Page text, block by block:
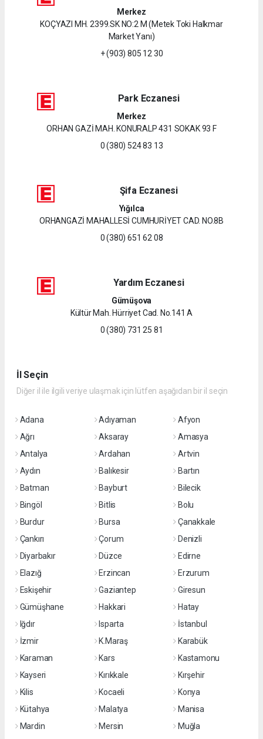
Merkez
KOÇYAZI MH. 2399.SK NO:2 M (Metek Toki Halkmar
Market Yanı)
+ (903) 805 12 30
Park Eczanesi
Merkez
ORHAN GAZİ MAH. KONURALP 431 SOKAK 93 F
0 (380) 524 83 13
Şifa Eczanesi
Yığılca
ORHANGAZİ MAHALLESİ CUMHURİYET CAD. NO.8B
0 (380) 651 62 08
Yardım Eczanesi
Gümüşova
Kültür Mah. Hürriyet Cad. No.141 A
0 (380) 731 25 81
İl Seçin
Diğer il ile ilgili veriye ulaşmak için lütfen aşağıdan bir il seçin
Adana Adıyaman
Afyon
Ağrı
Aksaray
Amasya
Antalya
Ardahan
Artvin
Aydın
Balıkesir
Bartın
Batman
Bayburt
Bilecik
Bingöl
Bitlis
Bolu
Burdur
Bursa
Çanakkale
Çankırı
Çorum
Denizli
Diyarbakır
Düzce
Edirne
Elazığ
Erzincan
Erzurum
Eskişehir
Gaziantep
Giresun
Gümüşhane
Hakkari
Hatay
Iğdır
Isparta
İstanbul
İzmir
K.Maraş
Karabük
Karaman
Kars
Kastamonu
Kayseri
Kırıkkale
Kırşehir
Kilis
Kocaeli
Konya
Kütahya
Malatya
Manisa
Mardin
Mersin
Muğla